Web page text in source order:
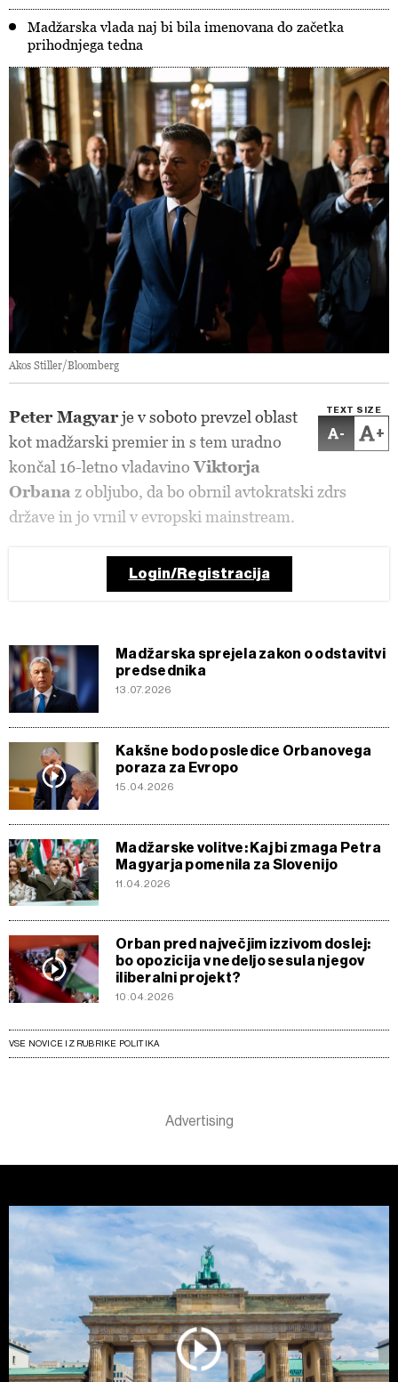
Madžarska vlada naj bi bila imenovana do začetka
prihodnjega tedna
Akos Stiller/Bloomberg
TEXT SIZE
- +
Peter Magyarje v soboto prevzel oblast
kot madžarski premier in s tem uradno
končal 16-letno vladavinoViktorja
Orbana z obljubo, da bo obrnil avtokratski zdrs
države in jo vrnil v evropski mainstream.
Login/Registracija
Madžarska sprejela zakon o odstavitvi
predsednika
13.07.2026
Kakšne bodo posledice Orbanovega
poraza za Evropo
15.04.2026
Madžarske volitve: Kaj bi zmaga Petra
Magyarja pomenila za Slovenijo
11.04.2026
Orban pred največjim izzivom doslej:
bo opozicija v nedeljo sesula njegov
iliberalni projekt?
10.04.2026
VSE NOVICE IZ RUBRIKE POLITIKA